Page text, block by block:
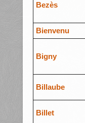
Bezès
Bienvenu
Bigny
Billaube
Billet